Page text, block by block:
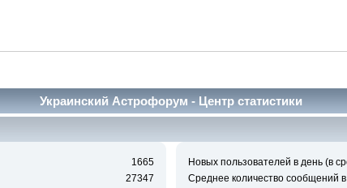
Украинский Астрофорум - Центр статистики
1665
27347
Новых пользователей в день (в
Среднее количество сообщений